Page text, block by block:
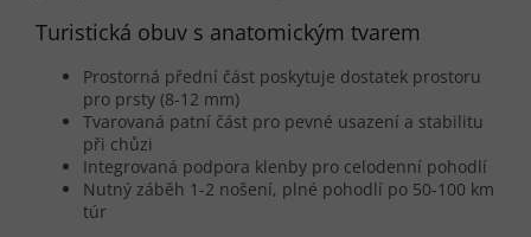
Turistická obuv s anatomickým tvarem
Prostorná přední část poskytuje dostatek prostoru
pro prsty (8-12 mm)
Tvarovaná patní část pro pevné usazení a stabilitu
při chůzi
Integrovaná podpora klenby pro celodenní pohodlí
Nutný záběh 1-2 nošení, plné pohodlí po 50-100 km
túr